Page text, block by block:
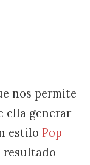
nos permite
ella generar
estilo Pop
resultado